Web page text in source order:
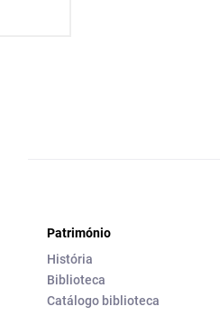
Património
História
Biblioteca
Catálogo biblioteca